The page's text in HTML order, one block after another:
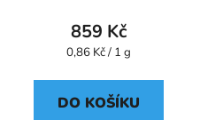
859 Kč
Měrná
0,86 Kč / 1 g
DO KOŠÍKU